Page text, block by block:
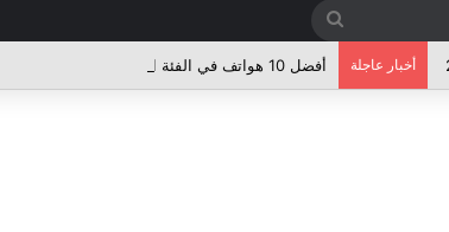
عن
أخبار عاجلة أفضل 10 هواتف في الفئة المتوسطة لعام 2026